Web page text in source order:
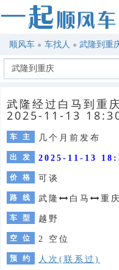
顺风车 车找人 武隆到重
武隆经过白马到重
2025-11-13
车 主 几个月前发布
出 发 2025-11-13
价 格 可谈
路 线 武隆 白马 重庆
车 型 越野
空 位 2 空位
预 约 人次(联系过)